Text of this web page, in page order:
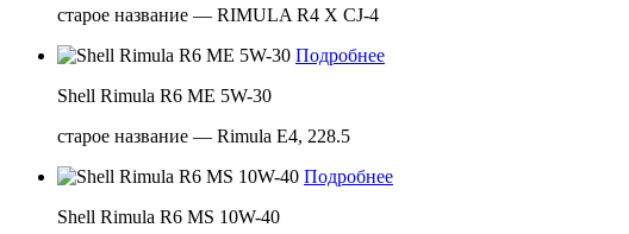
старое название — RIMULA R4 X CJ-4
Подробнее
Shell Rimula R6 ME 5W-30
старое название — Rimula E4, 228.5
Подробнее
Shell Rimula R6 MS 10W-40